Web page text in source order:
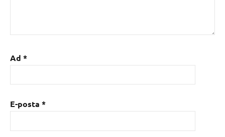
Ad *
E-posta *